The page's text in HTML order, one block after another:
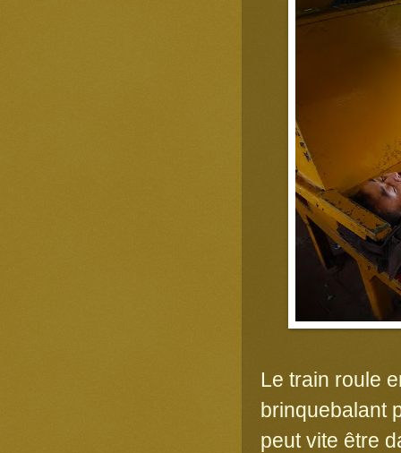
Le train roule
brinquebalant
peut vite être